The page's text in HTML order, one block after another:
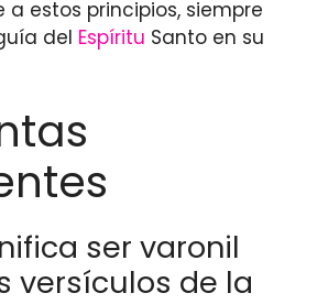
estos principios, siempre
del Espíritu Santo en su
ser varonil
versículos de la